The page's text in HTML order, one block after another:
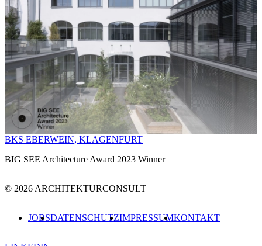
BKS EBERWEIN, KLAGENFURT
BIG SEE Architecture Award 2023 Winner
© 2026 ARCHITEKTURCONSULT
JOBSDATENSCHUTZIMPRESSUMKONTAKT